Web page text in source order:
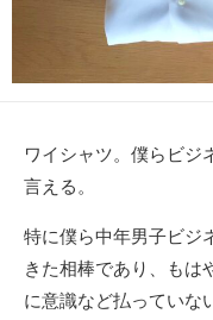
ワイシャツ。僕らビジ
言える。
特に僕ら中年男子ビジ
きた相棒であり、もは
に意識など払っていな